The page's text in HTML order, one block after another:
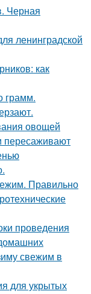
Черная
ленинградской
как
грамм.
овощей
пересаживают
Правильно
проведения
свежим в
для укрытых